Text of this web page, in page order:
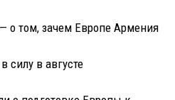
о том, зачем Европе Армения
силу в августе